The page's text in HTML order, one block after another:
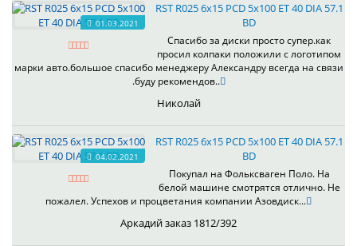
01.03.2021
RST R025 6x15 PCD 5x100 ET 40 DIA 57.1
BD
Спасибо за диски просто супер.как
просил колпаки положили с логотипом
марки авто.большое спасибо менеджеру Александру всегда на связи
.буду рекомендов..
Николай
04.02.2021
RST R025 6x15 PCD 5x100 ET 40 DIA 57.1
BD
Покупал на Фольксваген Поло. На
белой машине смотрятся отлично. Не
пожалел. Успехов и процветания компании Азовдиск...
Аркадий заказ 1812/392